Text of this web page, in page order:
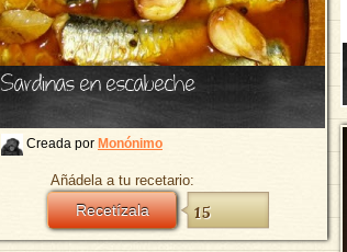
Sardinas en escabeche
Creada por Monónimo
Añádela a tu recetario:
Recetízala 15